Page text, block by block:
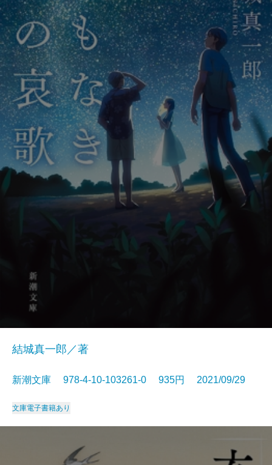
結城真一郎／著
新潮文庫 978-4-10-103261-0 935円 2021/09/29
文庫電子書籍あり